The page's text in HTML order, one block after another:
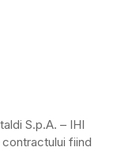
S.p.A. – IHI
fiind